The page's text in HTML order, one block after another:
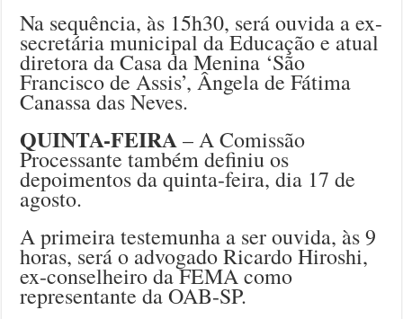
Na sequência, às 15h30, será ouvida a ex-
secretária municipal da Educação e atual
diretora da Casa da Menina ‘São
Francisco de Assis’, Ângela de Fátima
Canassa das Neves.
QUINTA-FEIRA– A Comissão
Processante também definiu os
depoimentos da quinta-feira, dia 17 de
agosto.
A primeira testemunha a ser ouvida, às 9
horas, será o advogado Ricardo Hiroshi,
ex-conselheiro da FEMA como
representante da OAB-SP.